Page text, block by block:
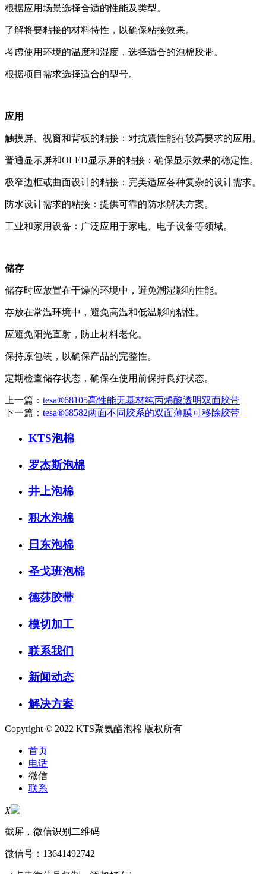
根据应用场景选择合适的性能及类型。
了解将要粘接的材料特性，以确保粘接效果。
考虑使用环境的温度和湿度，选择适合的泡棉胶带。
根据项目需求选择适合的型号。
应用
触摸屏、视窗和背板的粘接：对抗震性能有较高要求的应用。
普通显示屏和OLED显示屏的粘接：确保显示效果的稳定性。
极窄边框或曲面设计的粘接：完美适应各种复杂的设计需求。
防水设计需求的粘接：提供可靠的防水解决方案。
工业和家用设备：广泛应用于家电、电子设备等领域。
储存
储存时应放置在干燥的环境中，避免潮湿影响性能。
存放在常温环境中，避免高温和低温影响粘性。
应避免阳光直射，防止材料老化。
保持原包装，以确保产品的完整性。
定期检查储存状态，确保在使用前保持良好状态。
上一篇： tesa®68105高性能无基材纯丙烯酸透明双面胶带
下一篇： tesa®68582两面不同胶系的双面薄膜可移除胶带
KTS泡棉
罗杰斯泡棉
井上泡棉
积水泡棉
日东泡棉
圣戈班泡棉
德莎胶带
模切加工
联系我们
新闻动态
解决方案
Copyright © 2022 KTS聚氨酯泡棉 版权所有
首页
电话
微信
联系
X
截屏，微信识别二维码
微信号： 13641492742